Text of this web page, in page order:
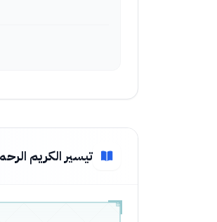
تيسير الكريم